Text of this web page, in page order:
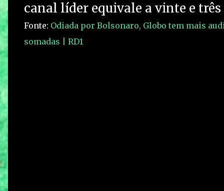
canal líder equivale a vinte e três
Fonte: Odiada por Bolsonaro, Globo tem mais
somadas | RD1